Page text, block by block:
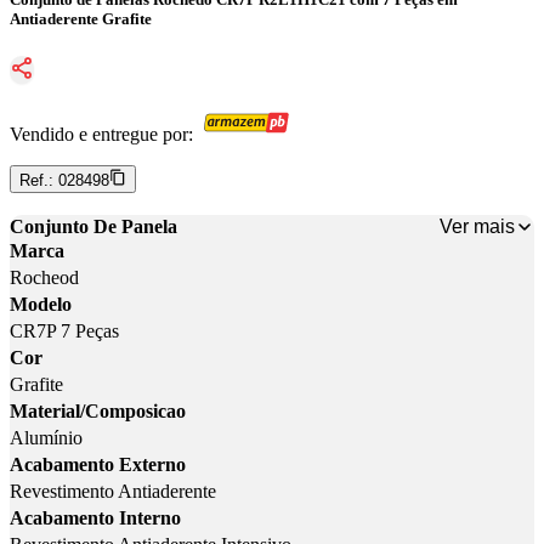
Antiaderente Grafite
Vendido e entregue por:
Ref.: 028498
Conjunto De Panela
Ver mais
Marca
Rocheod
Modelo
CR7P 7 Peças
Cor
Grafite
Material/Composicao
Alumínio
Acabamento Externo
Revestimento Antiaderente
Acabamento Interno